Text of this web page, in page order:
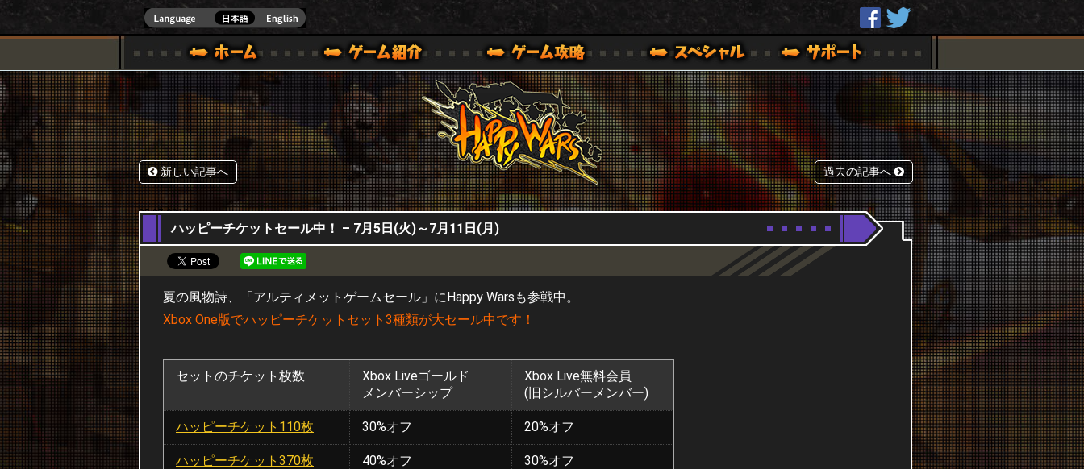
HappyWars
)公式サイト [ XBOX 360,XBOX ONE VER.]
ゲームガイド
スペシャル｜HAPPY WARS(ハッピーウォーズ)公式サイト [ XBOX 360,XBOX ONE VER.]
サポート | HAPPY WARS(ハッピーウォーズ)公式サイト [ XBOX 360,XBOX ONE VER.]
新しい記事へ 過去の記事へ
05,07,2016
ハッピーチケットセール中！ – 7月5日(火)～7月11日(月)
夏の風物詩、「アルティメットゲームセール」にHappy Warsも参戦中。
Xbox One版でハッピーチケットセット3種類が大セール中です！
セットのチケット枚数
Xbox Liveゴールド
メンバーシップ
Xbox Live無料会員
(旧シルバーメンバー)
ハッピーチケット110枚 30%オフ 20%オフ
ハッピーチケット370枚 40%オフ 30%オフ